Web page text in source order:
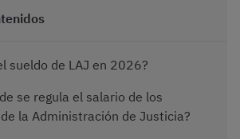
sueldo de LAJ en 2026?
se regula el salario de los
la Administración de Justicia?